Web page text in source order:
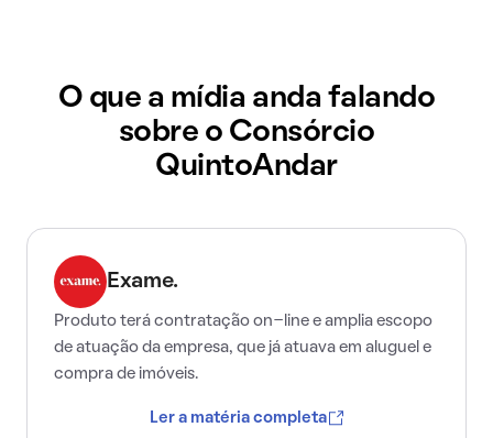
O que a mídia anda falando
sobre o Consórcio
QuintoAndar
Exame.
Produto terá contratação on-line e amplia escopo
de atuação da empresa, que já atuava em aluguel e
compra de imóveis.
Ler a matéria completa